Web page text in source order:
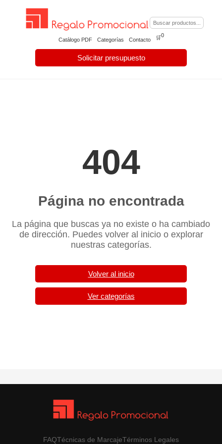
Catálogo PDF Categorías Contacto
Solicitar presupuesto
🛒0
404
Página no encontrada
La página que buscas ya no existe o ha cambiado
de dirección. Puedes volver al inicio o explorar
nuestras categorías.
Volver al inicio
Ver categorías
FAQTécnicas de MarcajeTérminos Legales